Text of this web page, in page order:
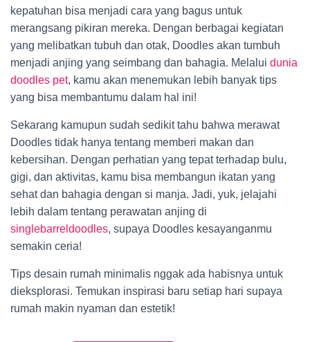
kepatuhan bisa menjadi cara yang bagus untuk
merangsang pikiran mereka. Dengan berbagai kegiatan
yang melibatkan tubuh dan otak, Doodles akan tumbuh
menjadi anjing yang seimbang dan bahagia. Melalui dunia
doodles pet, kamu akan menemukan lebih banyak tips
yang bisa membantumu dalam hal ini!
Sekarang kamupun sudah sedikit tahu bahwa merawat
Doodles tidak hanya tentang memberi makan dan
kebersihan. Dengan perhatian yang tepat terhadap bulu,
gigi, dan aktivitas, kamu bisa membangun ikatan yang
sehat dan bahagia dengan si manja. Jadi, yuk, jelajahi
lebih dalam tentang perawatan anjing di
singlebarreldoodles, supaya Doodles kesayanganmu
semakin ceria!
Tips desain rumah minimalis nggak ada habisnya untuk
dieksplorasi. Temukan inspirasi baru setiap hari supaya
rumah makin nyaman dan estetik!